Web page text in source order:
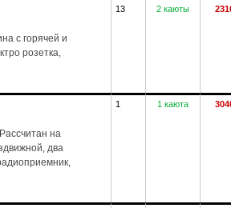
с горячей и
розетка,
13 2 каюты
на
два
1 1 каюта